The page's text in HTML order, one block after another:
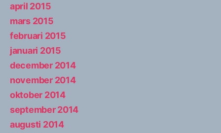
april 2015
mars 2015
februari 2015
januari 2015
december 2014
november 2014
oktober 2014
september 2014
augusti 2014